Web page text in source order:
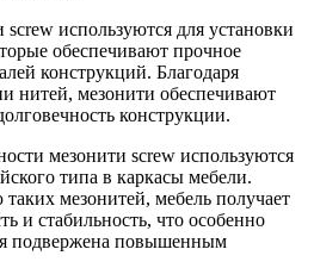
screw используются для установки
обеспечивают прочное
конструкций. Благодаря
нитей, мезонити обеспечивают
конструкции.
мезонити screw используются
типа в каркасы мебели.
мезонитей, мебель получает
и стабильность, что особенно
подвержена повышенным